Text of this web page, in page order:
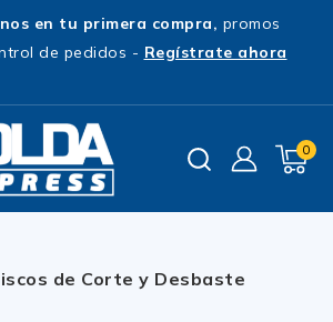
en tu primera compra, promos
de pedidos - Regístrate ahora
0
de Corte y Desbaste